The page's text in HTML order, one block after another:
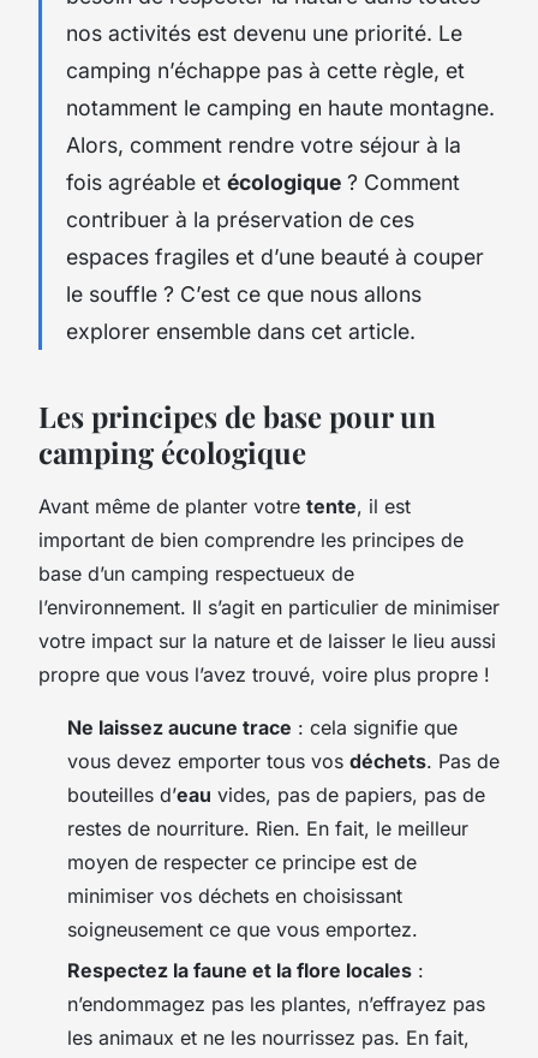
nos activités est devenu une priorité. Le
camping n’échappe pas à cette règle, et
notamment le camping en haute montagne.
Alors, comment rendre votre séjour à la
fois agréable et écologique ? Comment
contribuer à la préservation de ces
espaces fragiles et d’une beauté à couper
le souffle ? C’est ce que nous allons
explorer ensemble dans cet article.
Les principes de base pour un
camping écologique
Avant même de planter votre tente, il est
important de bien comprendre les principes de
base d’un camping respectueux de
l’environnement. Il s’agit en particulier de minimiser
votre impact sur la nature et de laisser le lieu aussi
propre que vous l’avez trouvé, voire plus propre !
Ne laissez aucune trace : cela signifie que
vous devez emporter tous vos déchets. Pas de
bouteilles d’eau vides, pas de papiers, pas de
restes de nourriture. Rien. En fait, le meilleur
moyen de respecter ce principe est de
minimiser vos déchets en choisissant
soigneusement ce que vous emportez.
Respectez la faune et la flore locales :
n’endommagez pas les plantes, n’effrayez pas
les animaux et ne les nourrissez pas. En fait,